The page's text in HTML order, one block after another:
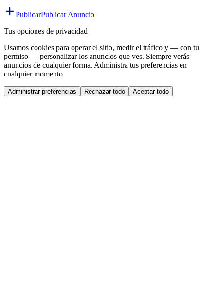
PublicarPublicar Anuncio
Tus opciones de privacidad
Usamos cookies para operar el sitio, medir el tráfico y — con tu
permiso — personalizar los anuncios que ves. Siempre verás
anuncios de cualquier forma. Administra tus preferencias en
cualquier momento.
Administrar preferencias Rechazar todo Aceptar todo